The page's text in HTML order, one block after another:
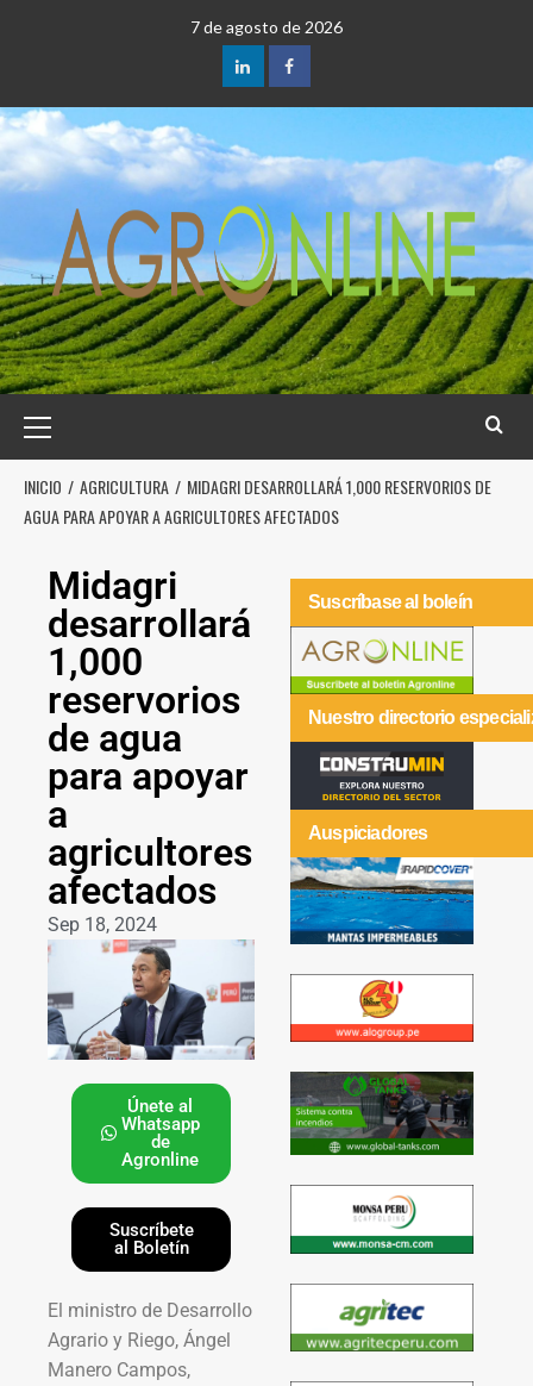
7 de agosto de 2026
INICIO AGRICULTURA
MIDAGRI DESARROLLARÁ 1,000 RESERVORIOS DE
AGUA PARA APOYAR A AGRICULTORES AFECTADOS
Midagri
desarrollará
1,000
reservorios
de agua
para apoyar
a
agricultores
afectados
Sep 18, 2024
Únete al
Whatsapp
de
Agronline
Suscríbete
al Boletín
El ministro de Desarrollo
Agrario y Riego, Ángel
Manero Campos,
Suscríbase al boleín
Nuestro directorio
Auspiciadores